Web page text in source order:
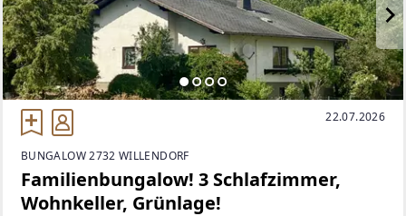
22.07.2026
BUNGALOW 2732 WILLENDORF
Familienbungalow! 3 Schlafzimmer,
Wohnkeller, Grünlage!